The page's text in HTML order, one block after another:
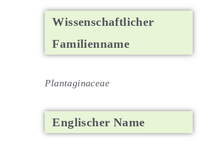
Wissenschaftlicher
Familienname
Plantaginaceae
Englischer Name